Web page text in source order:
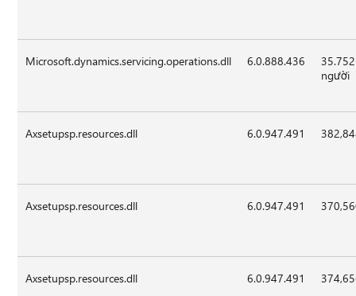
Microsoft.dynamics.servicing.operations.dll 6.0.888.436
35.752
người
Axsetupsp.resources.dll 6.0.947.491
Axsetupsp.resources.dll 6.0.947.491
Axsetupsp.resources.dll 6.0.947.491